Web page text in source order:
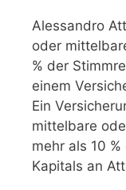
Alessandro
oder
% der
einem
Ein
mittelbare
mehr als 10
Kapitals an